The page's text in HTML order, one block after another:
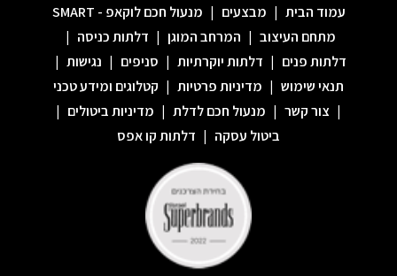
עמוד הבית | מבצעים | מנעול חכם לוקאפ - SMART
מתחם העיצוב | המרחב המוגן | דלתות כניסה |
דלתות פנים | דלתות יוקרתיות | סניפים | נגישות |
תנאי שימוש | מדיניות פרטיות | קטלוגים ומידע טכני
| צור קשר | מנעול חכם לדלת | מדיניות ביטולים |
ביטול עסקה | דלתות קו אפס